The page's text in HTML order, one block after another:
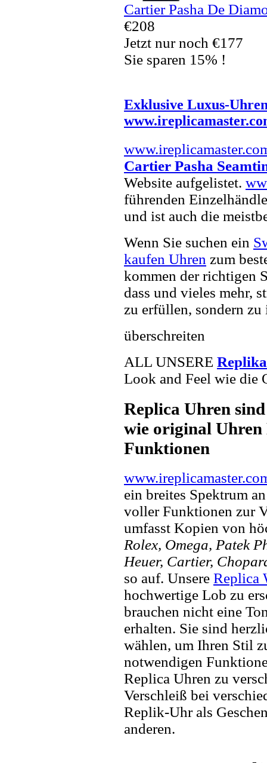
Cartier Pasha De
€208
Jetzt nur noch €177
Sie sparen 15% !
Exklusive Luxus-
Cartier Pasha
Website aufgelistet.
führenden
und ist auch die
Wenn Sie suchen ein
kaufen Uhren zum
kommen der richtigen
dass und vieles mehr,
zu erfüllen, sondern zu
überschreiten
ALL UNSERE
Look and Feel wie die
Replica Uhren
wie original Uhren
Funktionen
ein breites Spektrum
voller Funktionen zur
umfasst Kopien von
Rolex, Omega, Patek
Heuer, Cartier,
so auf. Unsere Replica
hochwertige Lob zu
brauchen nicht eine
erhalten. Sie sind
wählen, um Ihren Stil
notwendigen
Replica Uhren zu
Verschleiß bei
Replik-Uhr als
anderen.